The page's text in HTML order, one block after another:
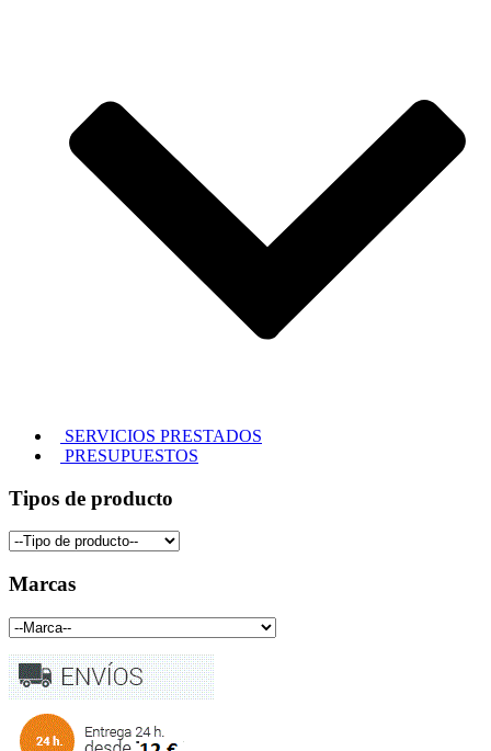
SERVICIOS PRESTADOS
PRESUPUESTOS
Tipos de producto
Marcas